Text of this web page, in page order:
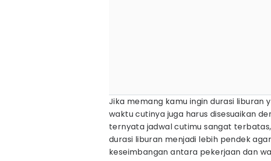
Jika memang kamu ingin durasi liburan
waktu cutinya juga harus disesuaikan
ternyata jadwal cutimu sangat
durasi liburan menjadi lebih pendek
keseimbangan antara pekerjaan dan